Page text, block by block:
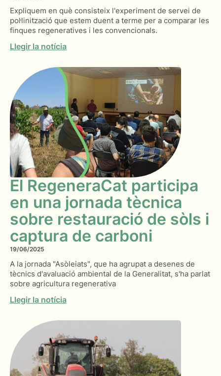
Expliquem en què consisteix l'experiment de servei de
pol·linització que estem duent a terme per a comparar les
finques regeneratives i les convencionals.
Llegir la notícia
El RegeneraCat participa
en una jornada tècnica
sobre restauració de sòls i
captura de carboni
19/06/2025
A la jornada "Asòleiats", que ha agrupat a desenes de
tècnics d'avaluació ambiental de la Generalitat, s'ha parlat
sobre agricultura regenerativa
Llegir la notícia